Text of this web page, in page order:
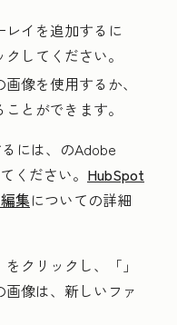
イを追加するに
してください。
像を使用するか、
とができます。
には、 のAdobe
ください。 HubSpot
集についての詳細
をクリックし、「 」
像は、新しいファ